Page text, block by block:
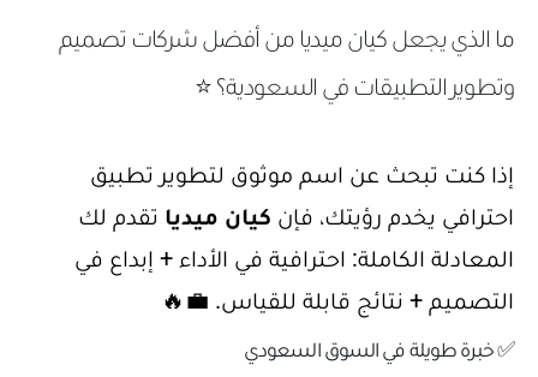
ما الذي يجعل كيان ميديا من أفضل شركات تصميم
وتطوير التطبيقات في السعودية؟ ⭐
إذا كنت تبحث عن اسم موثوق لتطوير تطبيق
احترافي يخدم رؤيتك، فإن كيان ميديا تقدم لك
المعادلة الكاملة: احترافية في الأداء + إبداع في
التصميم + نتائج قابلة للقياس. 💼🔥
✅ خبرة طويلة في السوق السعودي